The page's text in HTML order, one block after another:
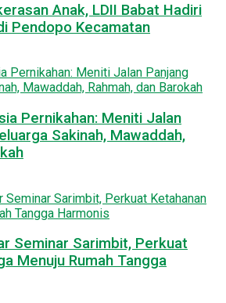
Anak, LDII Babat Hadiri
Pendopo Kecamatan
Pernikahan: Meniti Jalan
Sakinah, Mawaddah,
Seminar Sarimbit, Perkuat
Menuju Rumah Tangga